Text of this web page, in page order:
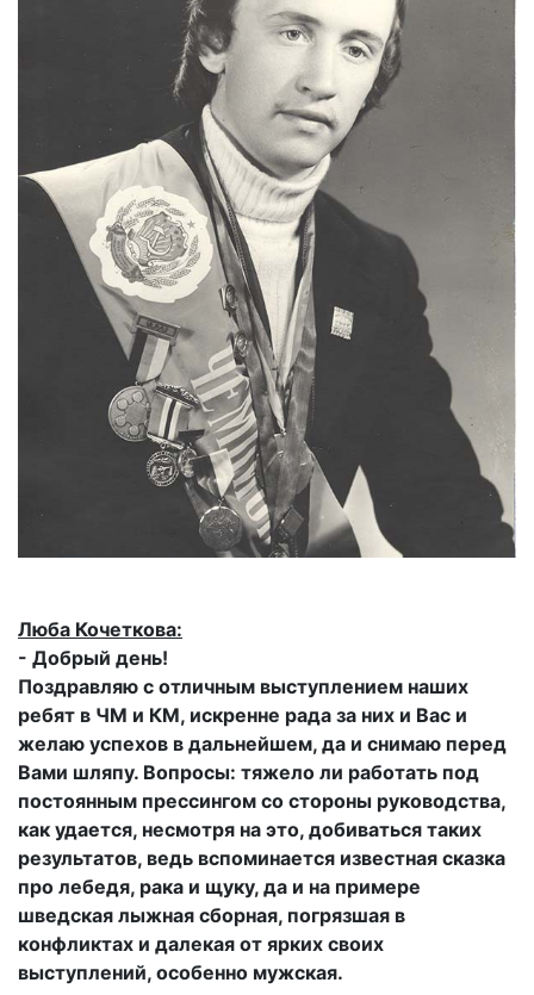
Люба Кочеткова:
- Добрый день!
Поздравляю с отличным выступлением наших
ребят в ЧМ и КМ, искренне рада за них и Вас и
желаю успехов в дальнейшем, да и снимаю перед
Вами шляпу. Вопросы: тяжело ли работать под
постоянным прессингом со стороны руководства,
как удается, несмотря на это, добиваться таких
результатов, ведь вспоминается известная сказка
про лебедя, рака и щуку, да и на примере
шведская лыжная сборная, погрязшая в
конфликтах и далекая от ярких своих
выступлений, особенно мужская.